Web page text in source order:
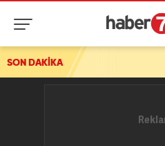
SON DAKİKA